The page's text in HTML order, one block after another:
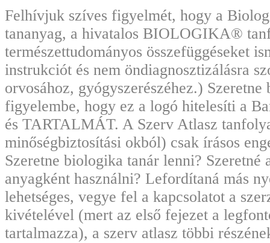
Felhívjuk szíves figyelmét, hogy a
tananyag, a hivatalos BIOLOGIKA®
természettudományos összefüggéseket
instrukciót és nem öndiagnosztizálásra
orvosához, gyógyszerészéhez.)
figyelembe, hogy ez a logó hitelesíti a
és TARTALMÁT. A Szerv Atlasz
minőségbiztosítási okból) csak írásos
Szeretne biologika tanár lenni?
anyagként használni? Lefordítaná más
lehetséges, vegye fel a kapcsolatot a
kivételével (mert az első fejezet a
tartalmazza), a szerv atlasz többi